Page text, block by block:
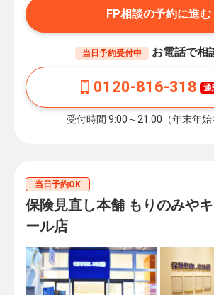
FP相談の予約に進む
当日予約受付中 お電話で相
0120-816-318 通
受付時間 9:00～21:00（年末年始
当日予約OK
保険見直し本舗 もりのみや
ール店